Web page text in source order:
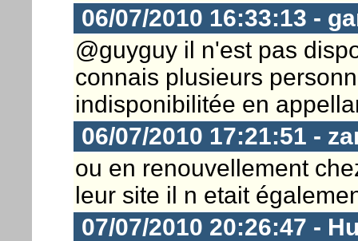
06/07/2010 16:33:13 -
@guyguy il n'est pas
connais plusieurs
indisponibilitée en
06/07/2010 17:21:51 -
ou en renouvellement
leur site il n etait
07/07/2010 20:26:47 -